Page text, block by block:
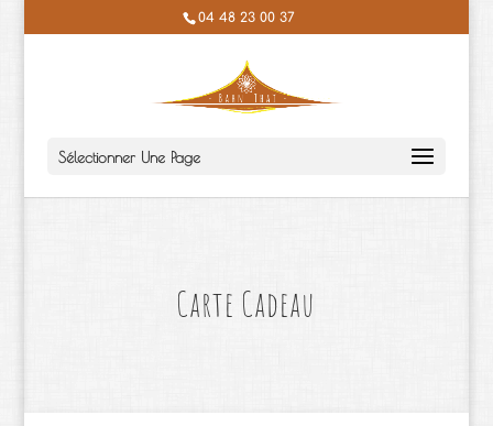
04 48 23 00 37
Sélectionner Une Page
Carte Cadeau